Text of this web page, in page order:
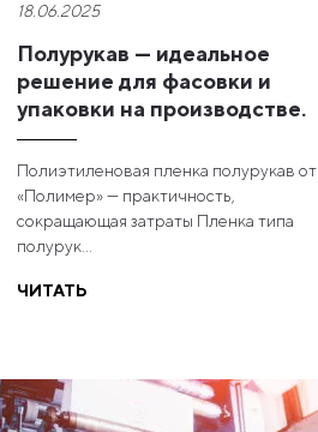
18.06.2025
Полурукав — идеальное
решение для фасовки и
упаковки на производстве.
Полиэтиленовая пленка полурукав от
«Полимер» — практичность,
сокращающая затраты Пленка типа
полурук...
ЧИТАТЬ